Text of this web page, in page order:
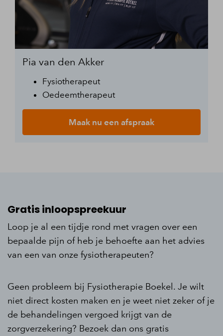
Pia van den Akker
Fysiotherapeut
Oedeemtherapeut
Maak nu een afspraak
Gratis inloopspreekuur
Loop je al een tijdje rond met vragen over een
bepaalde pijn of heb je behoefte aan het advies
van een van onze fysiotherapeuten?
Geen probleem bij Fysiotherapie Boekel. Je wilt
niet direct kosten maken en je weet niet zeker of je
de behandelingen vergoed krijgt van de
zorgverzekering? Bezoek dan ons gratis